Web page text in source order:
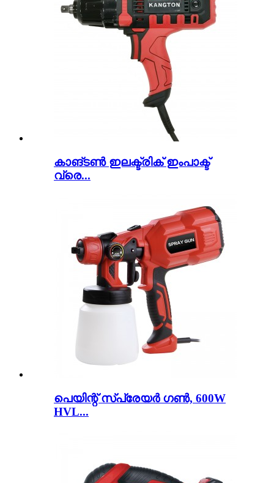
കാങ്ടൺ ഇലക്ട്രിക് ഇംപാക്ട്
വ്രെ...
പെയിന്റ് സ്പ്രേയർ ഗൺ, 600W
HVL...